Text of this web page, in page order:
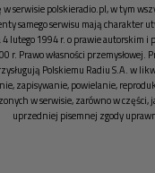
w serwisie polskieradio.pl, w tym
samego serwisu mają charakter
lutego 1994 r. o prawie autorskim i
r. Prawo własności przemysłowej.
Polskiemu Radiu S.A. w
zapisywanie, powielanie,
w serwisie, zarówno w części,
uprzedniej pisemnej zgody